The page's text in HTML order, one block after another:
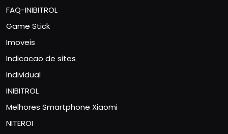
FAQ-INIBITROL
Game Stick
Imoveis
Indicacao de sites
Individual
INIBITROL
Melhores Smartphone Xiaomi
NITEROI